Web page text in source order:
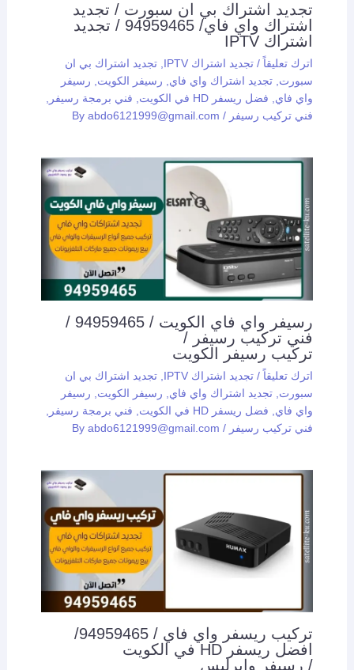
تجديد اشتراك بي ان سبورت / تجديد
اشتراك واي فاي/ 94959465 / تجديد
اشتراك IPTV
اترك تعليقاً / تجديد اشتراك IPTV
تجديد اشتراك بي ان
سبورت تجديد اشتراك واي فاي رسيفر الكويت
رسيفر
واي فاي
فضل ريسفر HD في الكويت فني برمجة رسيفر
فني تركيب رسيفر / By
abdo6121999@gmail.com
رسيفر واي فاي الكويت / 94959465 /
فني تركيب رسيفر /
تركيب رسيفر الكويت
اترك تعليقاً / تجديد اشتراك IPTV
تجديد اشتراك بي ان
سبورت تجديد اشتراك واي فاي رسيفر الكويت
رسيفر
واي فاي
فضل ريسفر HD في الكويت فني برمجة رسيفر
فني تركيب رسيفر / By
abdo6121999@gmail.com
تركيب ريسفر واي فاي / 94959465/
افضل ريسفر HD في الكويت
/ رسيفر وايرليس